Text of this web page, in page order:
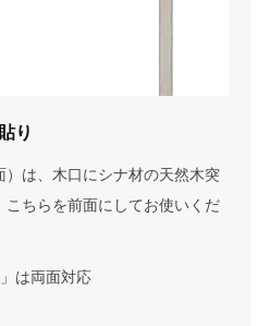
り
は、木口にシナ材の天然木突
ちらを前面にしてお使いくだ
は両面対応